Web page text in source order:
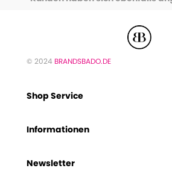
© 2024 BRANDSBADO.DE
Shop Service
Informationen
Newsletter